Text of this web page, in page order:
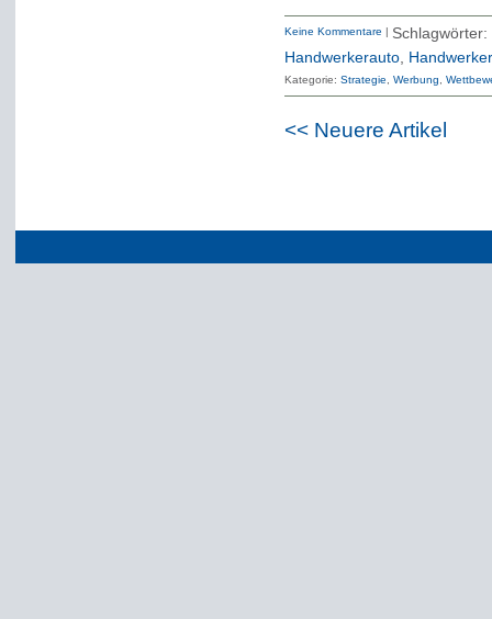
Keine Kommentare |
Handwerkerauto,
Kategorie: Strategie Werbung
<< Neuere Artikel